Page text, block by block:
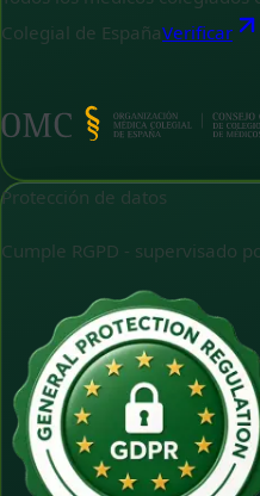
Colegial de EspañaVerificar
Protección de datos
Cumple RGPD - supervisado